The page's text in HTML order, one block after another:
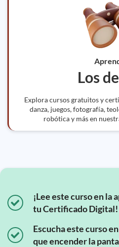
Los
Explora cursos gratuitos y
danza, juegos, fotografía,
robótica y más en
¡Lee este curso en la
tu Certificado Digital!
Escucha este curso
que encender la